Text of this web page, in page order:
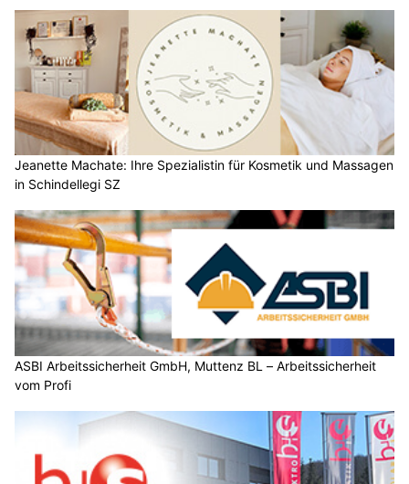
Jeanette Machate: Ihre Spezialistin für Kosmetik und Massagen
in Schindellegi SZ
ASBI Arbeitssicherheit GmbH, Muttenz BL – Arbeitssicherheit
vom Profi